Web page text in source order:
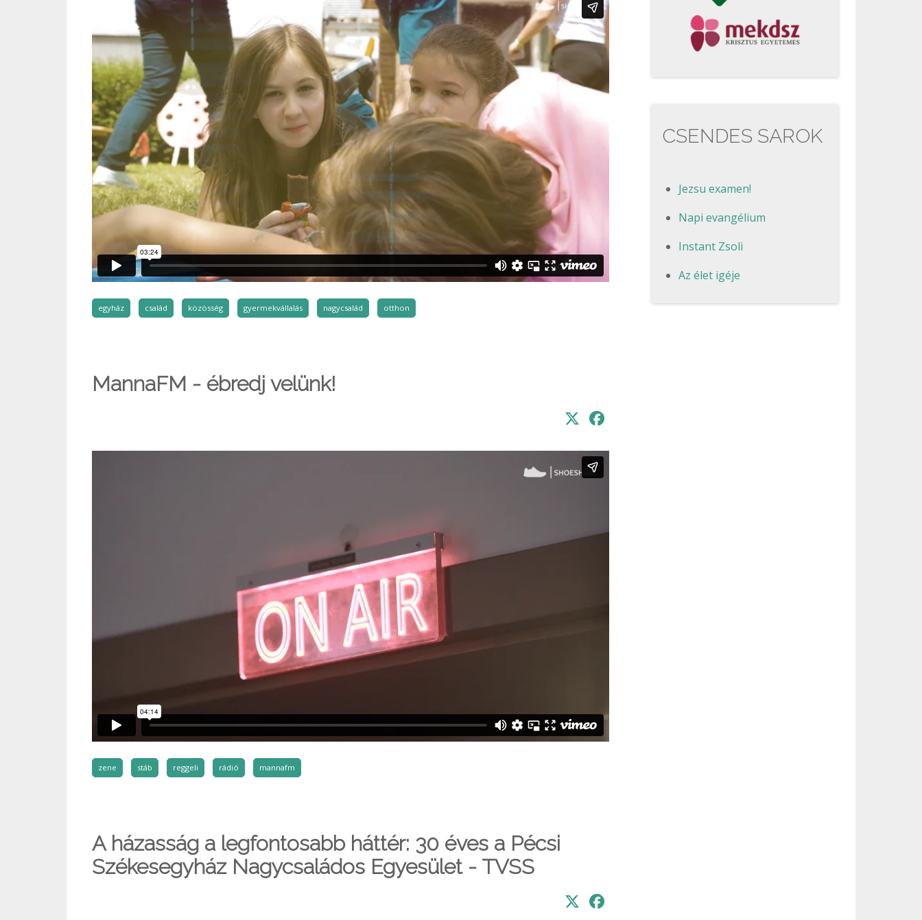
egyház család közösség gyermekvállalás nagycsalád otthon
MannaFM - ébredj velünk!
zene stáb reggeli rádió mannafm
A házasság a legfontosabb háttér: 30 éves a Pécsi
Székesegyház Nagycsaládos Egyesület - TVSS
CSENDES SAROK
Jezsu examen!
Napi evangélium
Instant Zsoli
Az élet igéje